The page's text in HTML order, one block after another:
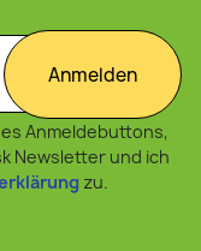
Anmelden
Anmeldebuttons,
Newsletter und ich
zu.